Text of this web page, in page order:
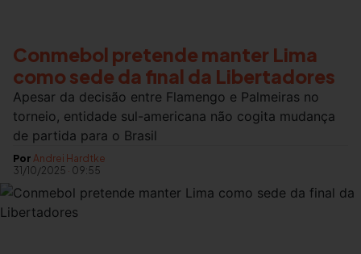
Conmebol pretende manter Lima
como sede da final da Libertadores
Apesar da decisão entre Flamengo e Palmeiras no
torneio, entidade sul-americana não cogita mudança
de partida para o Brasil
Por Andrei Hardtke
31/10/2025 · 09:55